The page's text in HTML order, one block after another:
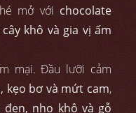
mở với chocolate
khô và gia vị ấm
mại. Đầu lưỡi cảm
kẹo bơ và mứt cam,
đen, nho khô và gỗ